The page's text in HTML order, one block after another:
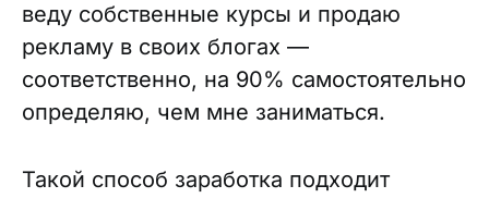
веду собственные курсы и продаю
рекламу в своих блогах —
соответственно, на 90% самостоятельно
определяю, чем мне заниматься.
Такой способ заработка подходит